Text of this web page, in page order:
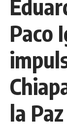
Paco
la